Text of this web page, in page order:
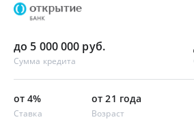
до 5 000 000 руб.
Сумма кредита
от 4%
Ставка
от 21 года
Возраст